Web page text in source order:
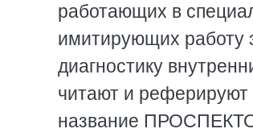
работающих в
имитирующих работу
диагностику
читают и реферируют
название